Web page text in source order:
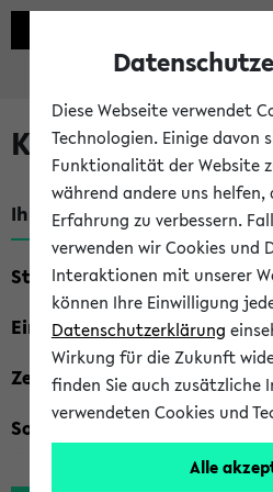
Kombisuche im
Ihre Suchkriterien:
Studienfach
Einrichtung
Zeiten
Sonstiges
Diese Webseite verwendet
Technologien. Einige davon
Funktionalität der Website
während andere uns helfen,
Erfahrung zu verbessern.
verwenden wir Cookies und
Interaktionen mit unserer
können Ihre Einwilligung
Datenschutzerklärung
Wirkung für die Zukunft
finden Sie auch zusätzliche
verwendeten Cookies und
Alle